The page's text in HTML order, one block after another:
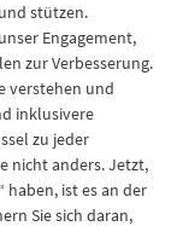
stützen.
Engagement,
zur Verbesserung.
verstehen und
inklusivere
zu jeder
nicht anders. Jetzt,
haben, ist es an der
Sie sich daran,